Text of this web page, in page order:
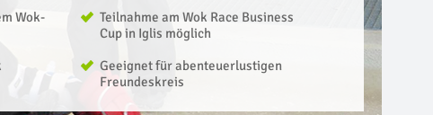
Wok-
Teilnahme am Wok Race Business
Cup in Iglis möglich
Geeignet für abenteuerlustigen
Freundeskreis